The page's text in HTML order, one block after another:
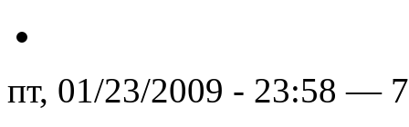
пт, 01/23/2009 - 23:58 —